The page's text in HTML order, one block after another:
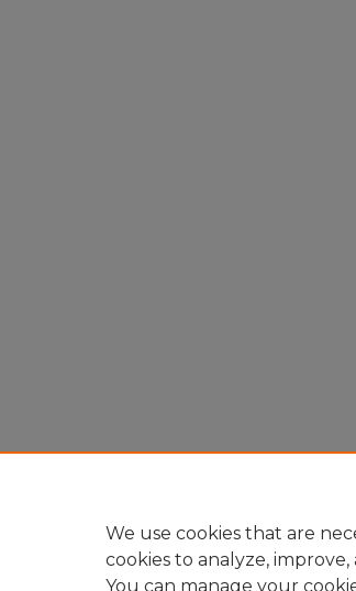
We use cookies that are
cookies to analyze,
You can manage your